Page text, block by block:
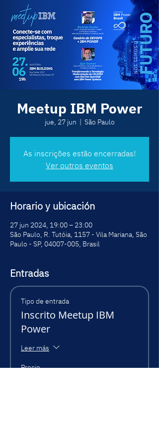
Meetup IBM Power
jue, 27 jun
  |
São Paulo
As inscrições estão encerradas!
Ver outros eventos
Horario y ubicación
27 jun 2024, 19:00 – 23:00
São Paulo, R. Tutóia, 1157 - Vila Mariana, São
Paulo - SP, 04007-005, Brasil
Entradas
Tipo de entrada
Inscrito Meetup IBM
Power
Leer más
Precio